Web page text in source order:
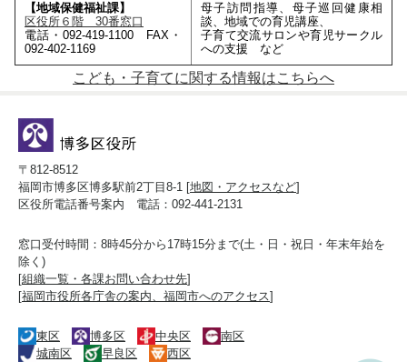
【地域保健福祉課】
区役所６階 30番窓口
電話・092-419-1100 FAX・
092-402-1169
母子訪問指導、母子巡回健康相
談、地域での育児講座、
子育て交流サロンや育児サークル
への支援 など
こども・子育てに関する情報はこちらへ
〒812-8512
福岡市博多区博多駅前2丁目8-1 [地図・アクセスなど]
区役所電話番号案内 電話：092-441-2131
窓口受付時間：8時45分から17時15分まで(土・日・祝日・年末年始を
除く)
[組織一覧・各課お問い合わせ先]
[福岡市役所各庁舎の案内、福岡市へのアクセス]
東区 博多区 中央区
南区
城南区
早良区 西区